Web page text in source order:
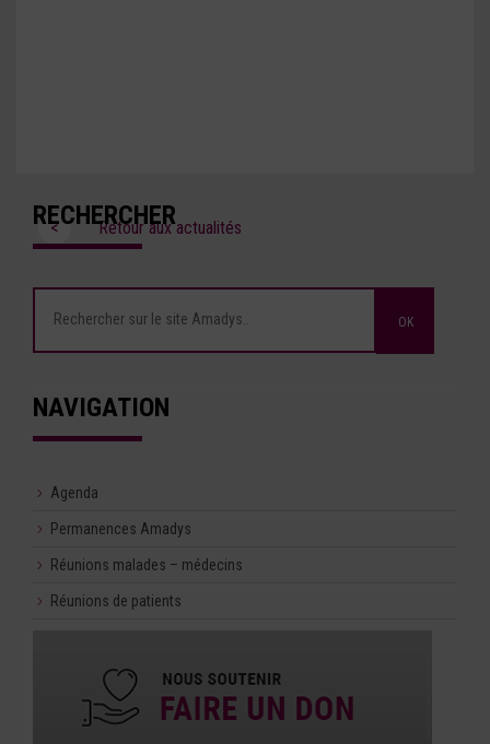
< Retour aux actualités
RECHERCHER
NAVIGATION
Agenda
Permanences Amadys
Réunions malades – médecins
Réunions de patients